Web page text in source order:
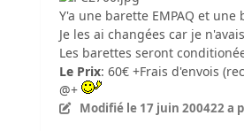
Y'a une barette EMPAQ et une
Je les ai changées car je
Les barettes seront
Le Prix: 60€ +Frais d'envois
@+
Modifié le 17 juin 200422 a